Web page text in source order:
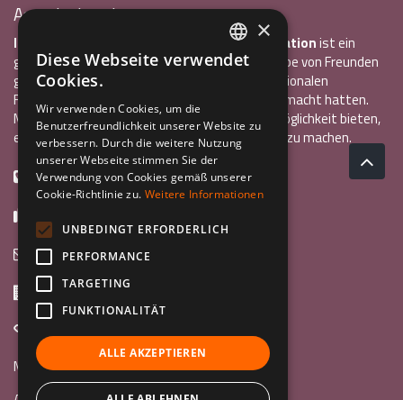
Associazione Inco
InCo – Verein für Interkulturelle Kommunikationist ein
gemeinnütziger Verein, der 2004 von einer Gruppe von Freunden
gegründet wurde, die alle bereits einen internationalen
Freiwilligendienst oder ein Auslandsstudium gemacht hatten.
Mit InCo wollten sie anderen Jugendlichen die Möglichkeit bieten,
eine ähnlich bereichernde Erfahrung im Ausland zu machen.
+39 0461 984355
info@incoweb.org
Via G. Galilei, 24 38122 - Trento (TN)
Mach mit »
ITALIAN
GERMAN
×
Diese Webseite verwendet
Cookies.
Wir verwenden Cookies, um die
Benutzerfreundlichkeit unserer Website zu
verbessern. Durch die weitere Nutzung
unserer Webseite stimmen Sie der
Verwendung von Cookies gemäß unserer
Cookie-Richtlinie zu. Weitere Informationen
UNBEDINGT ERFORDERLICH
PERFORMANCE
TARGETING
FUNKTIONALITÄT
ALLE AKZEPTIEREN